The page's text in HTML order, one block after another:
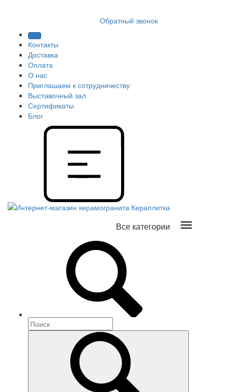
Обратный звонок
Контакты
Доставка
Оплата
О нас
Приглашаем к сотрудничеству
Выставочный зал
Сертификаты
Блог
Все категории